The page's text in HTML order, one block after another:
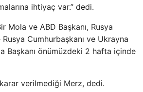
ihtiyaç var.” dedi.
Mola ve ABD Başkanı, Rusya
Rusya Cumhurbaşkanı ve Ukrayna
Başkanı önümüzdeki 2 hafta içinde
karar verilmediği Merz, dedi.